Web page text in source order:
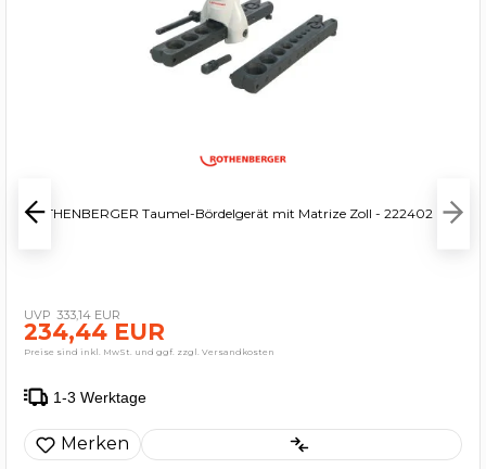
ROTHENBERGER Taumel-Bördelgerät mit Matrize Zoll - 222402
333,14 EUR
234,44 EUR
Preise sind inkl. MwSt. und ggf. zzgl. Versandkosten
1-3 Werktage
Merken